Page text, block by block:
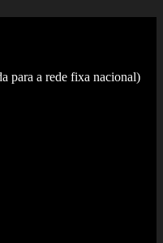
para a rede fixa nacional)